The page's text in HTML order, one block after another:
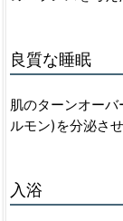
良質な睡眠
肌のターンオー
ルモン)を分泌さ
入浴